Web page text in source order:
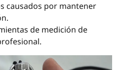
causados por mantener
de medición de